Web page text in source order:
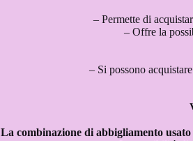
– Permette di
– Offre la
– Si possono
La combinazione di abbigliamento